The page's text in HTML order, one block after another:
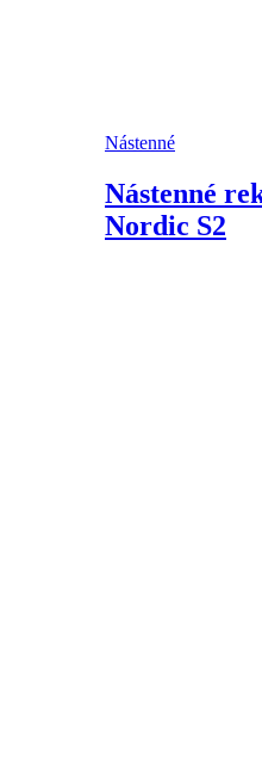
Nástenné
Nástenné
Nordic S2